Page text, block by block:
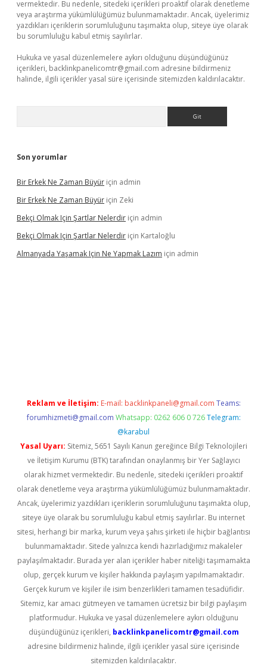
vermektedir. Bu nedenle, sitedeki içerikleri proaktif olarak denetleme
veya araştırma yükümlülüğümüz bulunmamaktadır. Ancak, üyelerimiz
yazdıkları içeriklerin sorumluluğunu taşımakta olup, siteye üye olarak
bu sorumluluğu kabul etmiş sayılırlar.
Hukuka ve yasal düzenlemelere aykırı olduğunu düşündüğünüz
içerikleri, backlinkpanelicomtr@gmail.com adresine bildirmeniz
halinde, ilgili içerikler yasal süre içerisinde sitemizden kaldırılacaktır.
Son yorumlar
Bir Erkek Ne Zaman Büyür için admin
Bir Erkek Ne Zaman Büyür için Zeki
Bekçi Olmak Için Şartlar Nelerdir için admin
Bekçi Olmak Için Şartlar Nelerdir için Kartaloğlu
Almanyada Yaşamak Için Ne Yapmak Lazım için admin
Reklam ve İletişim: E-mail: backlinkpaneli@gmail.com Teams:
forumhizmeti@gmail.com Whatsapp: 0262 606 0 726 Telegram:
@karabul
Yasal Uyarı: Sitemiz, 5651 Sayılı Kanun gereğince Bilgi Teknolojileri
ve İletişim Kurumu (BTK) tarafından onaylanmış bir Yer Sağlayıcı
olarak hizmet vermektedir. Bu nedenle, sitedeki içerikleri proaktif
olarak denetleme veya araştırma yükümlülüğümüz bulunmamaktadır.
Ancak, üyelerimiz yazdıkları içeriklerin sorumluluğunu taşımakta olup,
siteye üye olarak bu sorumluluğu kabul etmiş sayılırlar. Bu internet
sitesi, herhangi bir marka, kurum veya şahıs şirketi ile hiçbir bağlantısı
bulunmamaktadır. Sitede yalnızca kendi hazırladığımız makaleler
paylaşılmaktadır. Burada yer alan içerikler haber niteliği taşımamakta
olup, gerçek kurum ve kişiler hakkında paylaşım yapılmamaktadır.
Gerçek kurum ve kişiler ile isim benzerlikleri tamamen tesadüfidir.
Sitemiz, kar amacı gütmeyen ve tamamen ücretsiz bir bilgi paylaşım
platformudur. Hukuka ve yasal düzenlemelere aykırı olduğunu
düşündüğünüz içerikleri, backlinkpanelicomtr@gmail.com
adresine bildirmeniz halinde, ilgili içerikler yasal süre içerisinde
sitemizden kaldırılacaktır.